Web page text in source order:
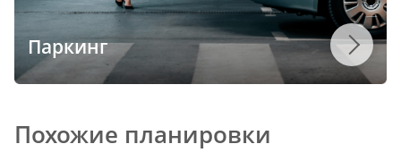
Паркинг
Похожие планировки